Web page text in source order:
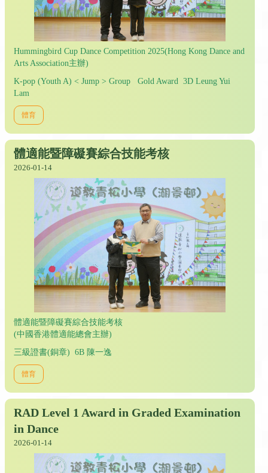
Hummingbird Cup Dance Competition 2025(Hong Kong Dance and
Arts Association主辦)
K-pop (Youth A) < Jump > Group Gold Award 3D Leung Yui
Lam
體育
體適能暨障礙賽綜合技能考核
2026-01-14
體適能暨障礙賽綜合技能考核
(中國香港體適能總會主辦)
三級證書(銅章) 6B 陳一逸
體育
RAD Level 1 Award in Graded Examination
in Dance
2026-01-14